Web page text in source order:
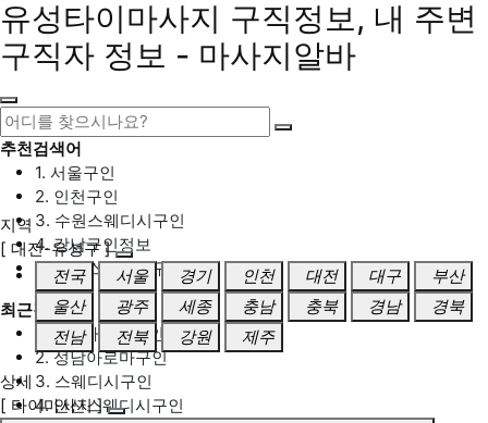
유성타이마사지 구직정보, 내 주변
구직자 정보 - 마사지알바
추천검색어
1. 서울구인
2. 인천구인
3. 수원스웨디시구인
4. 강남구인정보
5. 동탄스웨디시구인
최근검색어
1. 일산마사지구인
2. 성남아로마구인
3. 스웨디시구인
4. 안산스웨디시구인
지역
[ 대전-유성구 ]
전국
서울 경기 인천 대전 대구
부산
울산
광주 세종 충남 충북 경남
경북
전남
전북 강원 제주
상세
[ 타이마사지 ]